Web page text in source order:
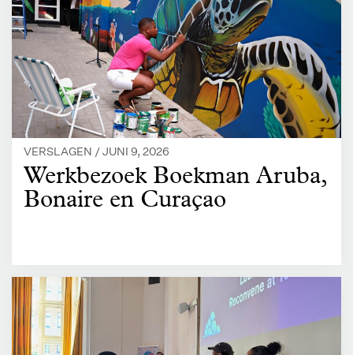
VERSLAGEN /JUNI 9, 2026
Werkbezoek Boekman Aruba,
Bonaire en Curaçao